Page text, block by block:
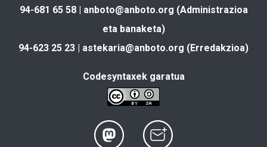
94-681 65 58 | anboto@anboto.org (Administrazioa
eta banaketa)
94-623 25 23 | astekaria@anboto.org (Erredakzioa)
Codesyntaxek garatua